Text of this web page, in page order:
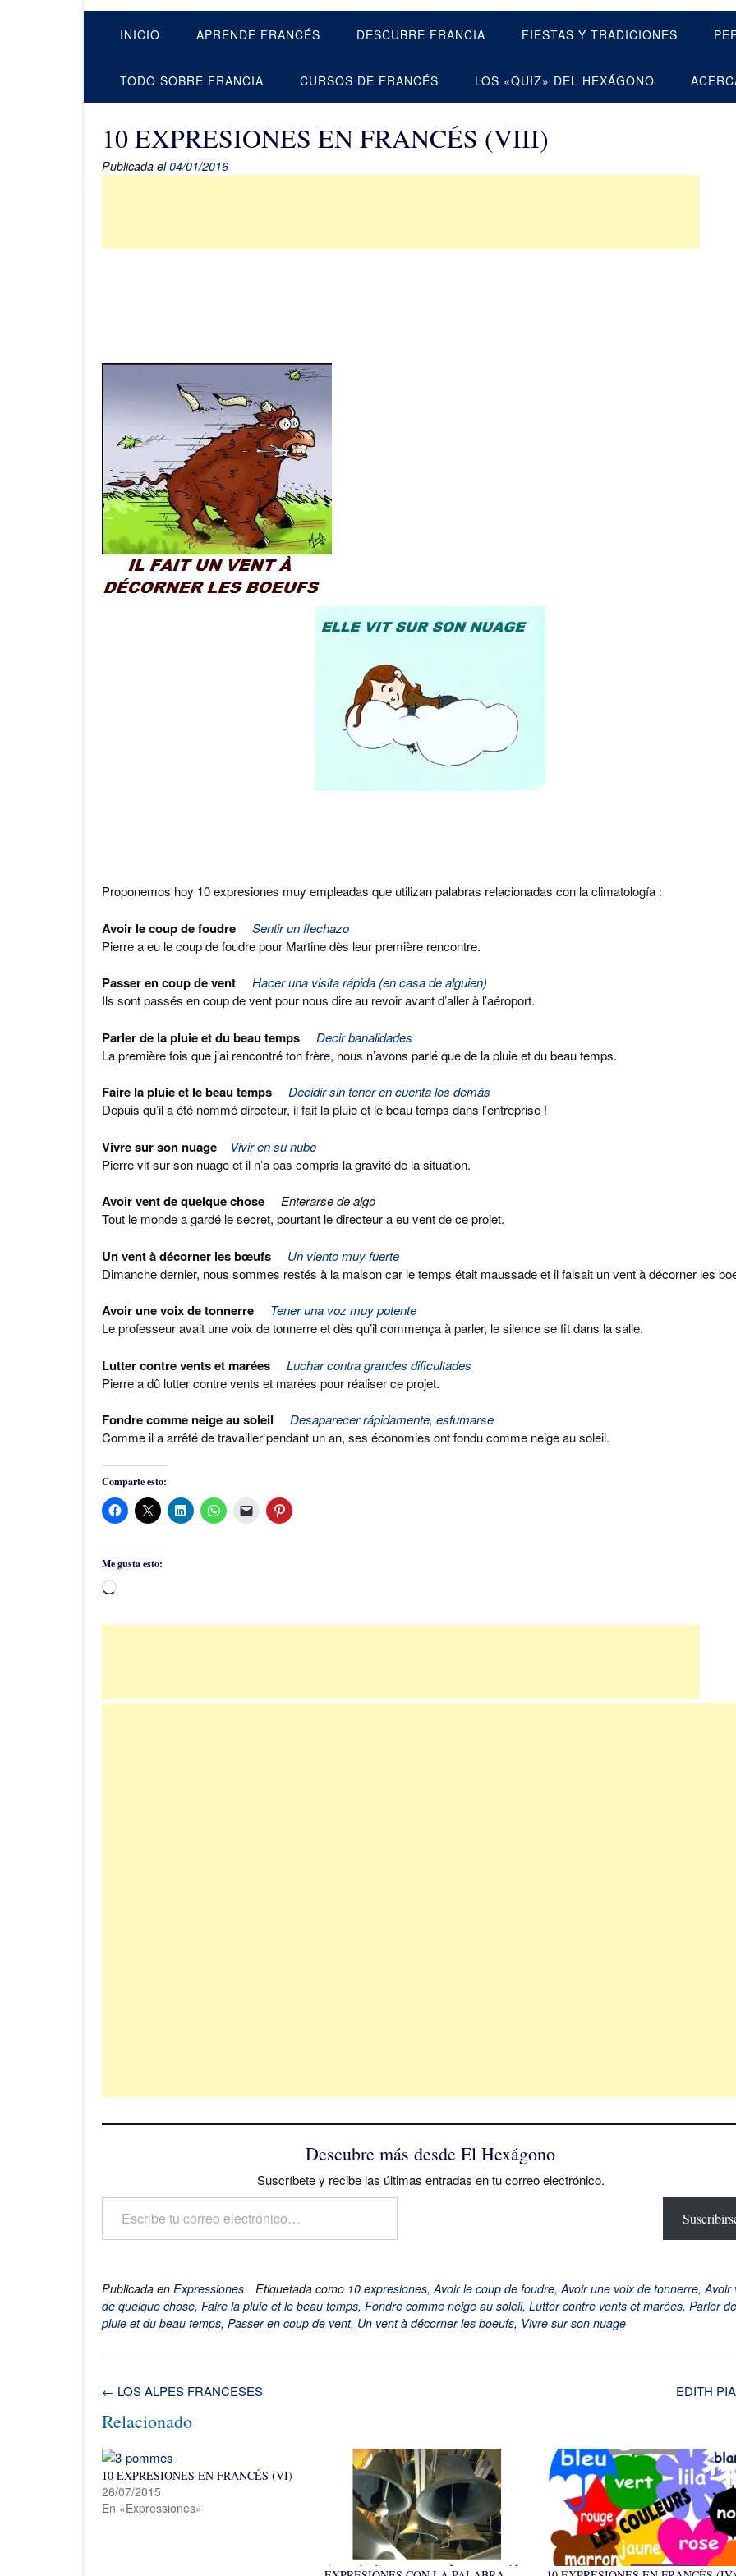
INICIO APRENDE FRANCÉS DESCUBRE FRANCIA FIESTAS Y TRADICIONES
TODO SOBRE FRANCIA CURSOS DE FRANCÉS LOS «QUIZ» DEL HEXÁGONO
10 EXPRESIONES EN FRANCÉS (VIII)
Publicada el04/01/2016
Proponemos hoy 10 expresiones muy empleadas que utilizan palabras relacionadas con la climatología :
Avoir le coup de foudre
Sentir un flechazo
Pierre a eu le coup de foudre pour Martine dès leur première rencontre.
Passer en coup de vent
Hacer una visita rápida (en casa de alguien)
Ils sont passés en coup de vent pour nous dire au revoir avant d’aller à l’aéroport.
Parler de la pluie et du beau temps
Decir banalidades
La première fois que j’ai rencontré ton frère, nous n’avons parlé que de la pluie et du beau temps.
Faire la pluie et le beau temps
Decidir sin tener en cuenta los demás
Depuis qu’il a été nommé directeur, il fait la pluie et le beau temps dans l’entreprise !
Vivre sur son nuage
Vivir en su nube
Pierre vit sur son nuage et il n’a pas compris la gravité de la situation.
Avoir vent de quelque chose
Enterarse de algo
Tout le monde a gardé le secret, pourtant le directeur a eu vent de ce projet.
Un vent à décorner les bœufs
Un viento muy fuerte
Dimanche dernier, nous sommes restés à la maison car le temps était maussade et il faisait un vent à décorner les
Avoir une voix de tonnerre
Tener una voz muy potente
Le professeur avait une voix de tonnerre et dès qu’il commença à parler, le silence se fit dans la salle.
Lutter contre vents et marées
Luchar contra grandes dificultades
Pierre a dû lutter contre vents et marées pour réaliser ce projet.
Fondre comme neige au soleil
Desaparecer rápidamente, esfumarse
Comme il a arrêté de travailler pendant un an, ses économies ont fondu comme neige au soleil.
Comparte esto:
Me gusta esto:
Cargando...
Descubre más desde El Hexágono
Suscríbete y recibe las últimas entradas en tu correo electrónico.
Escribe tu correo electrónico…
Publicada en Expressiones Etiquetada como 10 expresiones, Avoir le coup de foudre, Avoir une voix de tonnerre, Avoir
de quelque chose, Faire la pluie et le beau temps, Fondre comme neige au soleil, Lutter contre vents et marées, Parler
pluie et du beau temps, Passer en coup de vent, Un vent à décorner les boeufs, Vivre sur son nuage
Navegación
la
EDITH
← LOS ALPES FRANCESES
Relacionado
10 EXPRESIONES EN FRANCÉS (VI)
26/07/2015
En «Expressiones»